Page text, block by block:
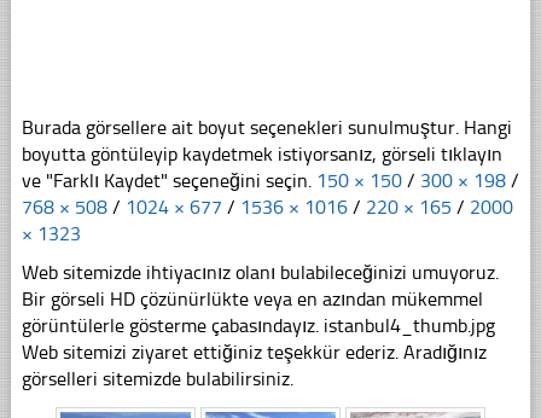
Burada görsellere ait boyut seçenekleri sunulmuştur. Hangi
boyutta göntüleyip kaydetmek istiyorsanız, görseli tıklayın
ve "Farklı Kaydet" seçeneğini seçin. 150 × 150 / 300 × 198 /
768 × 508 / 1024 × 677 / 1536 × 1016 / 220 × 165 / 2000
× 1323
Web sitemizde ihtiyacınız olanı bulabileceğinizi umuyoruz.
Bir görseli HD çözünürlükte veya en azından mükemmel
görüntülerle gösterme çabasındayız. istanbul4_thumb.jpg
Web sitemizi ziyaret ettiğiniz teşekkür ederiz. Aradığınız
görselleri sitemizde bulabilirsiniz.